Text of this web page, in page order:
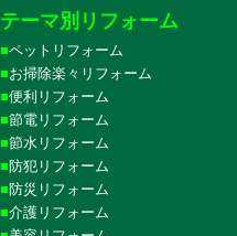
テーマ別リフォーム
ペットリフォーム
お掃除楽々リフォーム
便利リフォーム
節電リフォーム
節水リフォーム
防犯リフォーム
防災リフォーム
介護リフォーム